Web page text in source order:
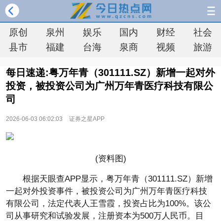
原创 泉州 娱乐 国内 财经
社会
县市
福建 台海 泉商 视频 旅游
每日速递:粤万年青（301111.SZ）新增一起对外
投资，被投资公司为广州万年青医疗科技有限公
司
2026-06-03 06:02:03 证券之星APP
(资料图)
根据天眼查APP显示，粤万年青（301111.SZ）新增
一起对外投资事件，被投资公司为广州万年青医疗科技
有限公司，法定代表人王雪霞，投资占比为100%。该公
司从事研究和试验发展，注册资本为500万人民币。目